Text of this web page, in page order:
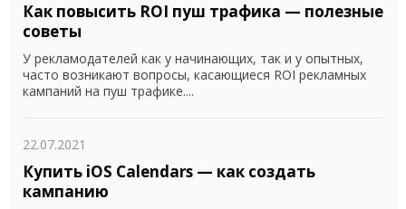
Как повысить ROI пуш трафика — полезные
советы
У рекламодателей как у начинающих, так и у опытных,
часто возникают вопросы, касающиеся ROI рекламных
кампаний на пуш трафике....
22.07.2021
Купить iOS Calendars — как создать
кампанию